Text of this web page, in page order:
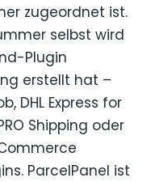
zugeordnet ist.
selbst wird
Plugin
erstellt hat –
DHL Express for
Shipping oder
ParcelPanel ist